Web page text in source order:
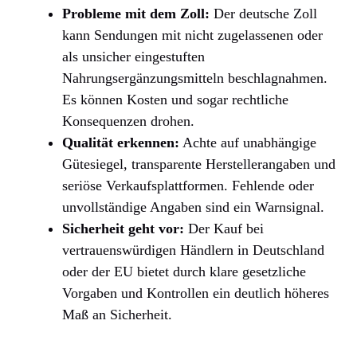
Probleme mit dem Zoll: Der deutsche Zoll
kann Sendungen mit nicht zugelassenen oder
als unsicher eingestuften
Nahrungsergänzungsmitteln beschlagnahmen.
Es können Kosten und sogar rechtliche
Konsequenzen drohen.
Qualität erkennen: Achte auf unabhängige
Gütesiegel, transparente Herstellerangaben und
seriöse Verkaufsplattformen. Fehlende oder
unvollständige Angaben sind ein Warnsignal.
Sicherheit geht vor: Der Kauf bei
vertrauenswürdigen Händlern in Deutschland
oder der EU bietet durch klare gesetzliche
Vorgaben und Kontrollen ein deutlich höheres
Maß an Sicherheit.